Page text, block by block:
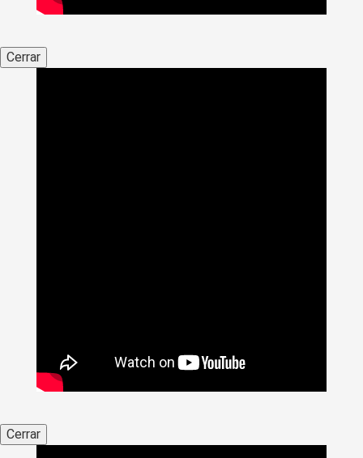
Cerrar
Cerrar